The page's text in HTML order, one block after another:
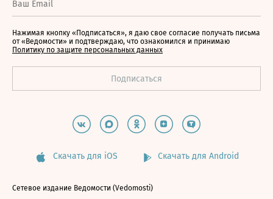
Нажимая кнопку «Подписаться», я даю свое согласие получать письма
от «Ведомости» и подтверждаю, что ознакомился и принимаю
Политику по защите персональных данных
Скачать для iOS Скачать для Android
Сетевое издание Ведомости (Vedomosti)